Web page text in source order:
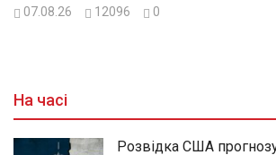
07.08.26 12096 0
На часі
Розвідка США